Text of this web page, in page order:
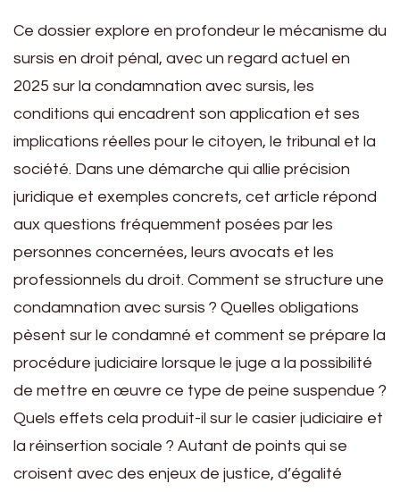
Ce dossier explore en profondeur le mécanisme du
sursis en droit pénal, avec un regard actuel en
2025 sur la condamnation avec sursis, les
conditions qui encadrent son application et ses
implications réelles pour le citoyen, le tribunal et la
société. Dans une démarche qui allie précision
juridique et exemples concrets, cet article répond
aux questions fréquemment posées par les
personnes concernées, leurs avocats et les
professionnels du droit. Comment se structure une
condamnation avec sursis ? Quelles obligations
pèsent sur le condamné et comment se prépare la
procédure judiciaire lorsque le juge a la possibilité
de mettre en œuvre ce type de peine suspendue ?
Quels effets cela produit-il sur le casier judiciaire et
la réinsertion sociale ? Autant de points qui se
croisent avec des enjeux de justice, d’égalité